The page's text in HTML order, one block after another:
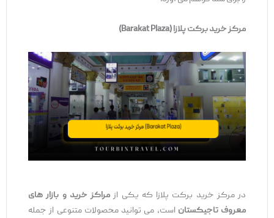
مرکز خرید برکت پلازا(Barakat Plaza)
در مرکز خرید برکت پلازا که یکی ازمراکز خرید و بازار های
معروف تاجیکستاناست، می ‌توانید محصولات متنوعی از جمله